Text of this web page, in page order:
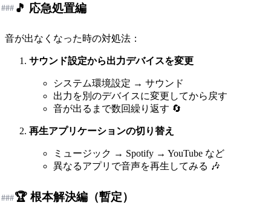
🎵 応急処置編
###
音が出なくなった時の対処法：
サウンド設定から出力デバイスを変更
システム環境設定 → サウンド
出力を別のデバイスに変更してから戻す
音が出るまで数回繰り返す 🔄
再生アプリケーションの切り替え
ミュージック → Spotify → YouTube など
異なるアプリで音声を再生してみる 🎶
🏆 根本解決編（暫定）
###